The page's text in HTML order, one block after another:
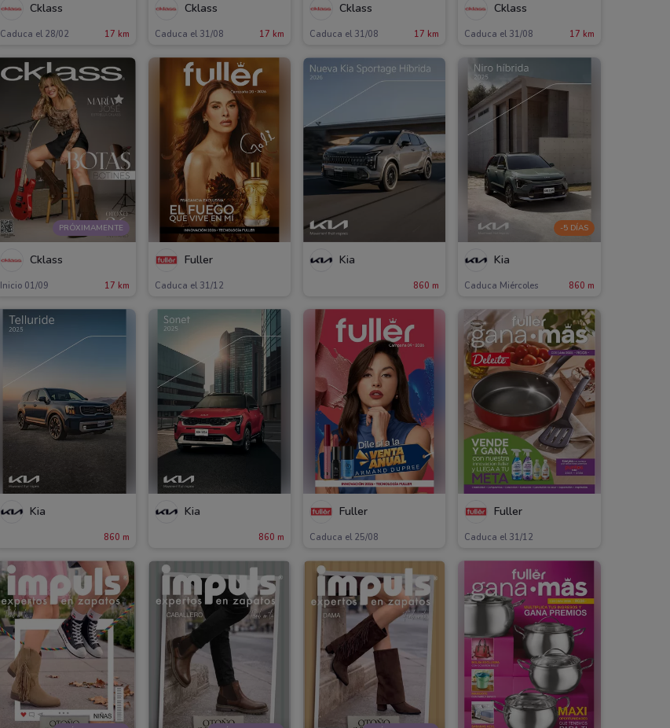
Cklass
Caduca el 28/02 17 km
Cklass
Caduca el 31/08 17 km
Cklass
Caduca el 31/08 17 km
Cklass
Caduca el 31/08 17 km
PRÓXIMAMENTE
Cklass
Inicio 01/09 17 km
Fuller
Caduca el 31/12
Kia
860 m
-5 DÍAS
Kia
Caduca Miércoles 860 m
Kia
860 m
Kia
860 m
Fuller
Caduca el 25/08
Fuller
Caduca el 31/12